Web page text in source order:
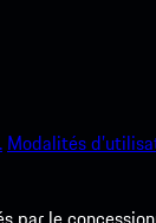
Modalités